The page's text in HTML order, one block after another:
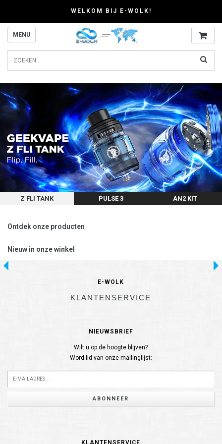
WELKOM BIJ E-WOLK!
MENU
Z FLI TANK PULSE 3 AN2 KIT
Ontdek onze producten
Nieuw in onze winkel
E-WOLK
KLANTENSERVICE
NIEUWSBRIEF
Wilt u op de hoogte blijven?
Word lid van onze mailinglijst:
ABONNEER
KLANTENSERVICE